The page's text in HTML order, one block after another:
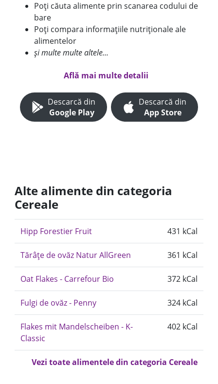
Poți căuta alimente prin scanarea codului de
bare
Poți compara informațiile nutriționale ale
alimentelor
și multe multe altele...
Află mai multe detalii
Descarcă din
Google Play
Descarcă din
App Store
Alte alimente din categoria
Cereale
Hipp Forestier Fruit 431 kCal
Tărâțe de ovăz Natur AllGreen 361 kCal
Oat Flakes - Carrefour Bio 372 kCal
Fulgi de ovăz - Penny 324 kCal
Flakes mit Mandelscheiben - K-
Classic
402 kCal
Vezi toate alimentele din categoria Cereale